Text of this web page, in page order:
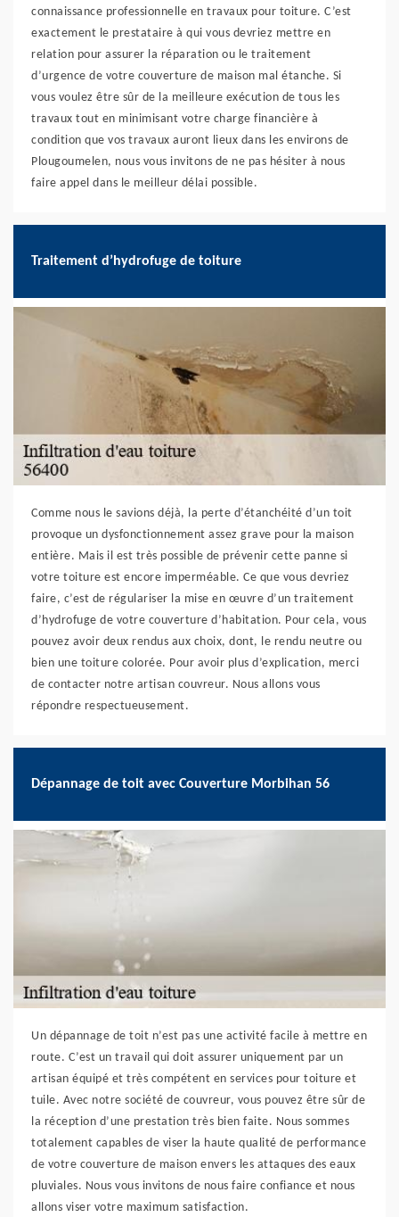
connaissance professionnelle en travaux pour toiture. C’est
exactement le prestataire à qui vous devriez mettre en
relation pour assurer la réparation ou le traitement
d’urgence de votre couverture de maison mal étanche. Si
vous voulez être sûr de la meilleure exécution de tous les
travaux tout en minimisant votre charge financière à
condition que vos travaux auront lieux dans les environs de
Plougoumelen, nous vous invitons de ne pas hésiter à nous
faire appel dans le meilleur délai possible.
Traitement d’hydrofuge de toiture
Comme nous le savions déjà, la perte d’étanchéité d’un toit
provoque un dysfonctionnement assez grave pour la maison
entière. Mais il est très possible de prévenir cette panne si
votre toiture est encore imperméable. Ce que vous devriez
faire, c’est de régulariser la mise en œuvre d’un traitement
d’hydrofuge de votre couverture d’habitation. Pour cela, vous
pouvez avoir deux rendus aux choix, dont, le rendu neutre ou
bien une toiture colorée. Pour avoir plus d’explication, merci
de contacter notre artisan couvreur. Nous allons vous
répondre respectueusement.
Dépannage de toit avec Couverture Morbihan 56
Un dépannage de toit n’est pas une activité facile à mettre en
route. C’est un travail qui doit assurer uniquement par un
artisan équipé et très compétent en services pour toiture et
tuile. Avec notre société de couvreur, vous pouvez être sûr de
la réception d’une prestation très bien faite. Nous sommes
totalement capables de viser la haute qualité de performance
de votre couverture de maison envers les attaques des eaux
pluviales. Nous vous invitons de nous faire confiance et nous
allons viser votre maximum satisfaction.